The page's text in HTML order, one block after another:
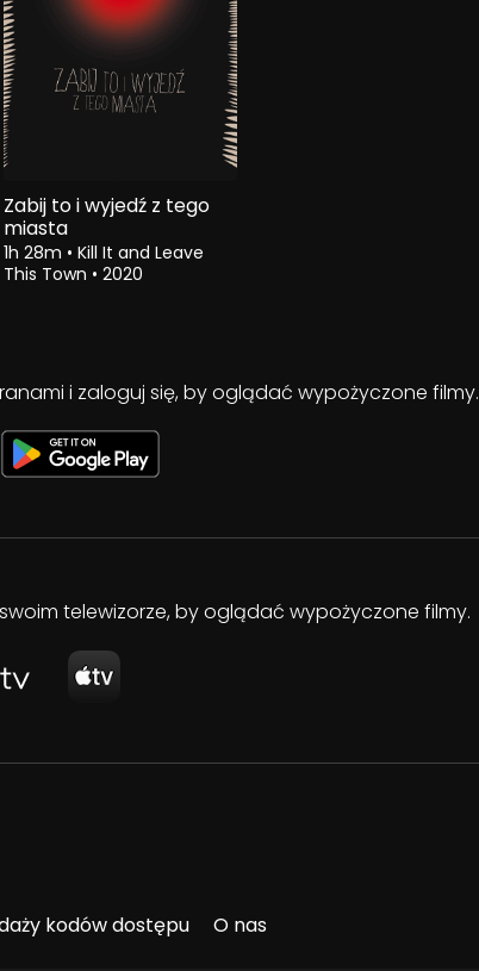
Zabij to i wyjedź z tego
miasta
1h 28m • Kill It and Leave
This Town • 2020
i zaloguj się, by oglądać wypożyczone filmy.
telewizorze, by oglądać wypożyczone filmy.
kodów dostępu O nas